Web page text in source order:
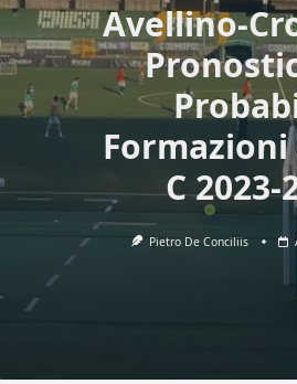
Avellino-
Formazioni
C 2023-
Pietro De Conciliis